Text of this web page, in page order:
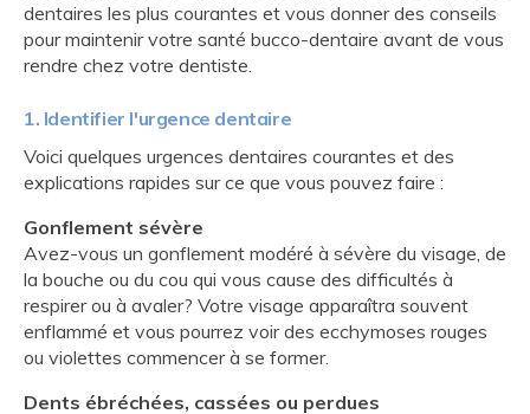
dentaires les plus courantes et vous donner des conseils
pour maintenir votre santé bucco-dentaire avant de vous
rendre chez votre dentiste.
1. Identifier l'urgence dentaire
Voici quelques urgences dentaires courantes et des
explications rapides sur ce que vous pouvez faire :
Gonflement sévère
Avez-vous un gonflement modéré à sévère du visage, de
la bouche ou du cou qui vous cause des difficultés à
respirer ou à avaler? Votre visage apparaîtra souvent
enflammé et vous pourrez voir des ecchymoses rouges
ou violettes commencer à se former.
Dents ébréchées, cassées ou perdues